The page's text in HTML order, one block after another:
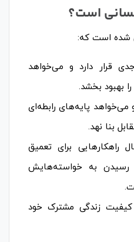
است؟
شده است که:
قرار دارد و می‌خواهد
بهبود بخشد.
می‌خواهد پایه‌های رابطه‌ای
بنا نهد.
راهکارهایی برای تعمیق
رسیدن به خواسته‌هایش
زندگی مشترک خود